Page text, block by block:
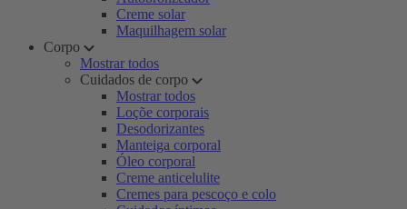
Creme solar
Maquilhagem solar
Corpo
Mostrar todos
Cuidados de corpo
Mostrar todos
Loçõe corporais
Desodorizantes
Manteiga corporal
Óleo corporal
Creme anticelulite
Cremes para pescoço e colo